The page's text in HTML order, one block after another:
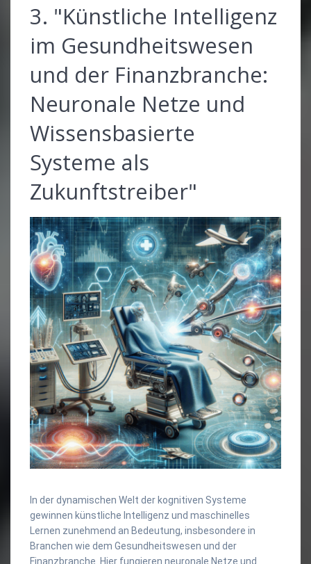
3. "Künstliche Intelligenz
im Gesundheitswesen
und der Finanzbranche:
Neuronale Netze und
Wissensbasierte
Systeme als
Zukunftstreiber"
In der dynamischen Welt der kognitiven Systeme
gewinnen künstliche Intelligenz und maschinelles
Lernen zunehmend an Bedeutung, insbesondere in
Branchen wie dem Gesundheitswesen und der
Finanzbranche. Hier fungieren neuronale Netze und